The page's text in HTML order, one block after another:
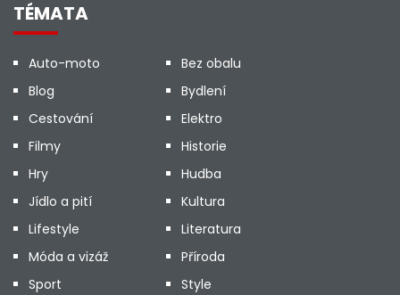
TÉMATA
Auto-moto
Bez obalu
Blog
Bydlení
Cestování
Elektro
Filmy
Historie
Hry
Hudba
Jídlo a pití
Kultura
Lifestyle
Literatura
Móda a vizáž
Příroda
Sport
Style